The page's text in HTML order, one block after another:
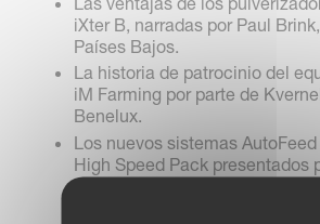
iXter B, narradas por Paul
Países Bajos.
La historia de patrocinio del
iM Farming por parte de
Benelux.
Los nuevos sistemas
High Speed Pack presentados
rotoempacadoras y